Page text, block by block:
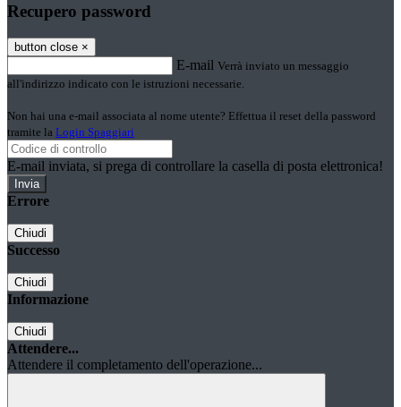
Recupero password
button close ×
E-mail Verrà inviato un messaggio
all'indirizzo indicato con le istruzioni necessarie.
Non hai una e-mail associata al nome utente? Effettua il reset della password
tramite la Login Spaggiari
E-mail inviata, si prega di controllare la casella di posta elettronica!
Errore
Chiudi
Successo
Chiudi
Informazione
Chiudi
Attendere...
Attendere il completamento dell'operazione...